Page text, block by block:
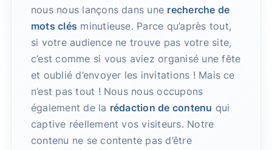
nous nous lançons dans une recherche de
mots clés minutieuse. Parce qu’après tout,
si votre audience ne trouve pas votre site,
c’est comme si vous aviez organisé une fête
et oublié d’envoyer les invitations ! Mais ce
n’est pas tout ! Nous nous occupons
également de la rédaction de contenu qui
captive réellement vos visiteurs. Notre
contenu ne se contente pas d’être